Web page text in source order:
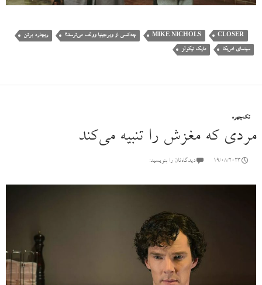
CLOSER
MIKE NICHOLS چه‌کسی از ویرجینیا وولف می‌ترسد؟ ریچارد برتن
سینمای امریکا مایک نیکولز
تک‌چهره
مردی که مغزش را تنبیه می‌کند
19/08/2023 دیدگاه‌تان را بنویسید: